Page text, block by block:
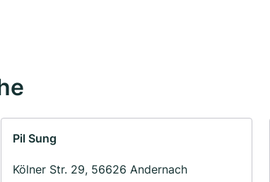
Pil Sung
Kölner Str. 29, 56626 Andernach